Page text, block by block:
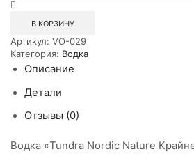
Водка
Севера
0,5л
Зелёная
В КОРЗИНУ
Артикул: VO-029
Категория: Водка
Описание
Детали
Отзывы (0)
Водка «Tundra Nordic Nature